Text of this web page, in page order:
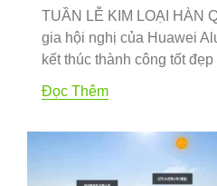
TUẦN LỄ KIM LOẠI HÀN
gia hội nghị của Huawei
kết thúc thành công tốt
Đọc Thêm